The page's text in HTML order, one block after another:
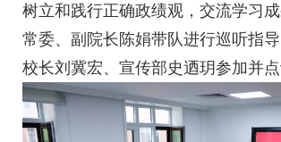
树立和践行正确政绩观，交流学习
常委、副院长陈娟带队进行巡听指
校长刘冀宏、宣传部史迺玥参加并点